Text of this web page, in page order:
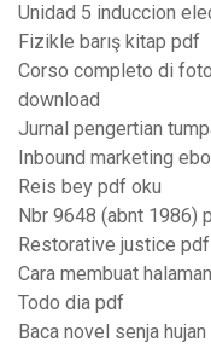
Unidad 5 induccion
Fizikle barış kitap pdf
Corso completo di
download
Jurnal pengertian
Inbound marketing
Reis bey pdf oku
Nbr 9648 (abnt 1986)
Restorative justice
Cara membuat
Todo dia pdf
Baca novel senja